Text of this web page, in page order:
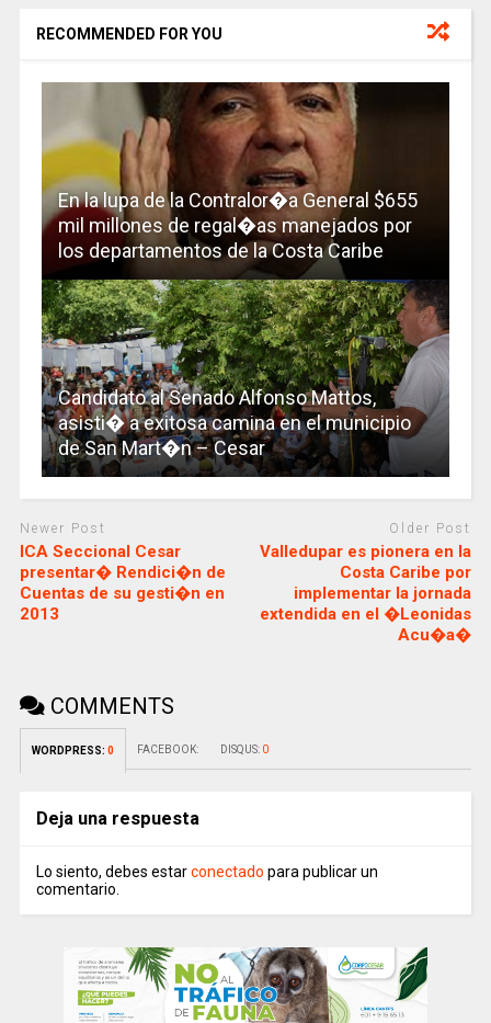
RECOMMENDED FOR YOU
En la lupa de la Contralor�a General $655
mil millones de regal�as manejados por
los departamentos de la Costa Caribe
Candidato al Senado Alfonso Mattos,
asisti� a exitosa camina en el municipio
de San Mart�n – Cesar
Newer Post
ICA Seccional Cesar
presentar� Rendici�n de
Cuentas de su gesti�n en
2013
Older Post
Valledupar es pionera en la
Costa Caribe por
implementar la jornada
extendida en el �Leonidas
Acu�a�
COMMENTS
WORDPRESS: 0 FACEBOOK: DISQUS: 0
Deja una respuesta
Lo siento, debes estarconectado para publicar un
comentario.